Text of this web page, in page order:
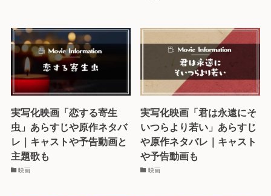
実写化映画「恋する寄生
虫」あらすじや原作ネタバ
レ｜キャストや予告動画と
主題歌も
映画
実写化映画「君は永遠にそ
いつらより若い」あらすじ
や原作ネタバレ｜キャスト
や予告動画も
映画